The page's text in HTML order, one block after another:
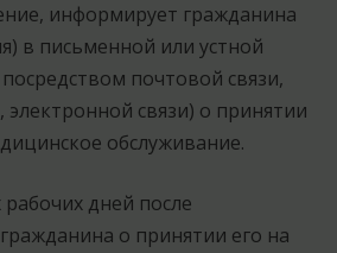
информирует гражданина
в письменной или устной
почтовой связи,
электронной связи) о принятии
обслуживание.
рабочих дней после
о принятии его на